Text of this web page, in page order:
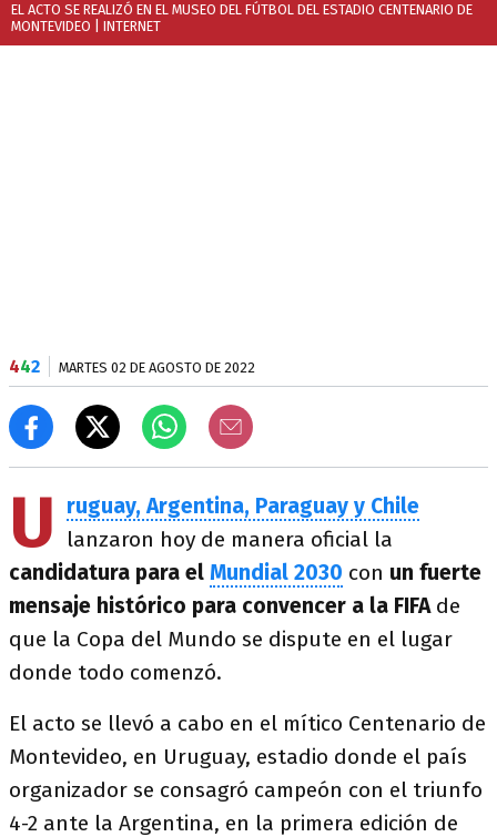
EL ACTO SE REALIZÓ EN EL MUSEO DEL FÚTBOL DEL ESTADIO CENTENARIO DE
MONTEVIDEO | INTERNET
442 MARTES 02 DE AGOSTO DE 2022
U
ruguay, Argentina, Paraguay y Chile
lanzaron hoy de manera oficial la
candidatura para el Mundial 2030 con un fuerte
mensaje histórico para convencer a la FIFAde
que la Copa del Mundo se dispute en el lugar
donde todo comenzó.
El acto se llevó a cabo en el mítico Centenario de
Montevideo, en Uruguay, estadio donde el país
organizador se consagró campeón con el triunfo
4-2 ante la Argentina, en la primera edición de